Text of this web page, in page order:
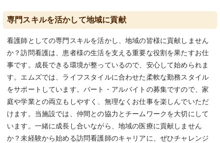
専門スキルを活かして地域に貢献
看護師としての専門スキルを活かし、地域の皆様に貢献しません
か？訪問看護は、患者様の生活を支える重要な役割を果たすお仕
事です。成長できる環境が整っているので、安心して始められま
す。エムズでは、ライフスタイルに合わせた柔軟な勤務スタイル
をサポートしています。パート・アルバイトの募集ですので、家
庭や学業との両立もしやすく、無理なくお仕事を楽しんでいただ
けます。当施設では、仲間との協力とチームワークを大切にして
います。一緒に成長し合いながら、地域の医療に貢献しません
か？未経験から始める訪問看護師のキャリアに、ぜひチャレンジ